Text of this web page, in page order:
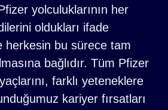
yolculuklarının her
oldukları ifade
herkesin bu sürece tam
bağlıdır. Tüm Pfizer
farklı yeteneklere
kariyer fırsatları